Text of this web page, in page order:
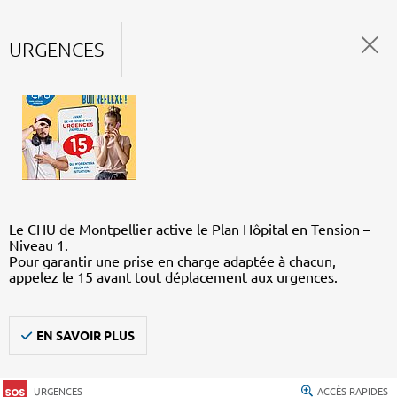
URGENCES
Le CHU de Montpellier active le Plan Hôpital en Tension –
Niveau 1.
Pour garantir une prise en charge adaptée à chacun,
appelez le 15 avant tout déplacement aux urgences.
EN SAVOIR PLUS
URGENCES ACCÈS RAPIDES